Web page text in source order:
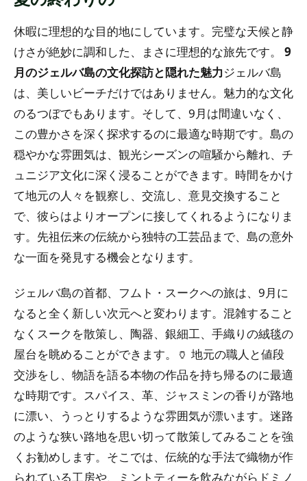
休暇に理想的な目的地にしています。完璧な天候と静
けさが絶妙に調和した、まさに理想的な旅先です。 9
月のジェルバ島の文化探訪と隠れた魅力ジェルバ島
は、美しいビーチだけではありません。魅力的な文化
のるつぼでもあります。そして、9月は間違いなく、
この豊かさを深く探求するのに最適な時期です。島の
穏やかな雰囲気は、観光シーズンの喧騒から離れ、チ
ュニジア文化に深く浸ることができます。時間をかけ
て地元の人々を観察し、交流し、意見交換すること
で、彼らはよりオープンに接してくれるようになりま
す。先祖伝来の伝統から独特の工芸品まで、島の意外
な一面を発見する機会となります。
ジェルバ島の首都、フムト・スークへの旅は、9月に
なると全く新しい次元へと変わります。混雑すること
なくスークを散策し、陶器、銀細工、手織りの絨毯の
屋台を眺めることができます。🏺 地元の職人と値段
交渉をし、物語を語る本物の作品を持ち帰るのに最適
な時期です。スパイス、革、ジャスミンの香りが路地
に漂い、うっとりするような雰囲気が漂います。迷路
のような狭い路地を思い切って散策してみることを強
くお勧めします。そこでは、伝統的な手法で織物が作
られている工房や、ミントティーを飲みながらドミノ